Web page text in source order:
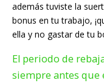
además tuviste la
bonus en tu trabajo,
ella y no gastar de tu
El periodo de
siempre antes que